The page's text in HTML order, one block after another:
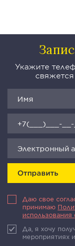
Укажите
Отправить
Даю свое
принимаю
использования
Да, я хочу
мероприятиях